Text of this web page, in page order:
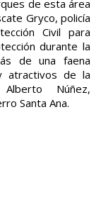
de esta área
Gryco, policía
Civil para
durante la
de una faena
atractivos de la
Núñez,
Santa Ana.